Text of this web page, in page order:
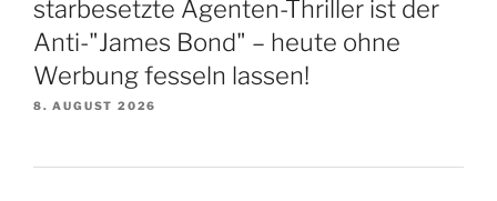
starbesetzte Agenten-Thriller ist der
Anti-"James Bond" – heute ohne
Werbung fesseln lassen!
8. AUGUST 2026